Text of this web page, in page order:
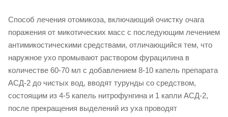
Способ лечения отомикоза, включающий очистку очага
поражения от микотических масс с последующим лечением
антимикостическими средствами, отличающийся тем, что
наружное ухо промывают раствором фурацилина в
количестве 60-70 мл с добавлением 8-10 капель препарата
АСД-2 до чистых вод, вводят турунды со средством,
состоящим из 4-5 капель нитрофунгина и 1 капли АСД-2,
после прекращения выделений из уха проводят